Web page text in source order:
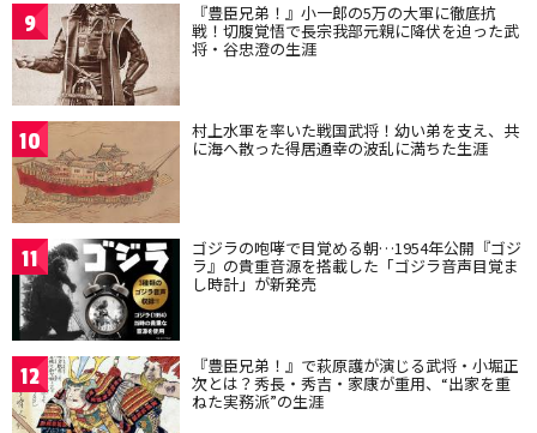
9 『豊臣兄弟！』小一郎の5万の大軍に徹底抗
戦！切腹覚悟で長宗我部元親に降伏を迫った武
将・谷忠澄の生涯
10 村上水軍を率いた戦国武将！幼い弟を支え、共
に海へ散った得居通幸の波乱に満ちた生涯
11 ゴジラの咆哮で目覚める朝…1954年公開『ゴジ
ラ』の貴重音源を搭載した「ゴジラ音声目覚ま
し時計」が新発売
12 『豊臣兄弟！』で萩原護が演じる武将・小堀正
次とは？秀長・秀吉・家康が重用、“出家を重
ねた実務派”の生涯